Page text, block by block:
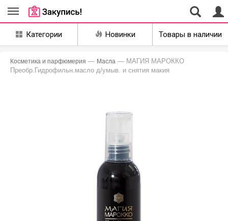
закупки
Категории Новинки Товары в наличии
Косметика и парфюмерия — Масла — МАГИЯ МАРОККО
Преобр.Гидрофильн.масло д/умыв. и снятия макия